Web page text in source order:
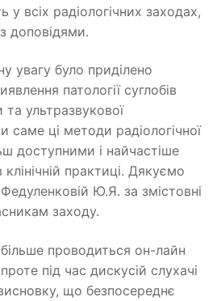
у всіх радіологічних заходах,
доповідями.
було приділено
патології суглобів
та ультразвукової
саме ці методи радіологічної
доступними і найчастіше
практиці. Дякуємо
Ю.Я. за змістовні
заходу.
проводиться он-лайн
під час дискусій слухачі
що безпосереднє